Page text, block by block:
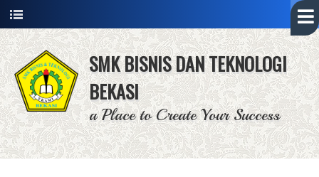
SMK BISNIS DAN TEKNOLOGI
BEKASI
a Place to Create Your Success